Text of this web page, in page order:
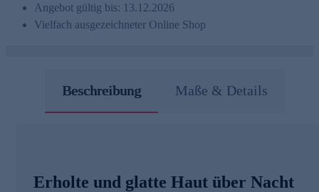
Angebot gültig bis: 13.12.2026
Vielfach ausgezeichneter Online Shop
Beschreibung Maße & Details
Erholte und glatte Haut über Nacht